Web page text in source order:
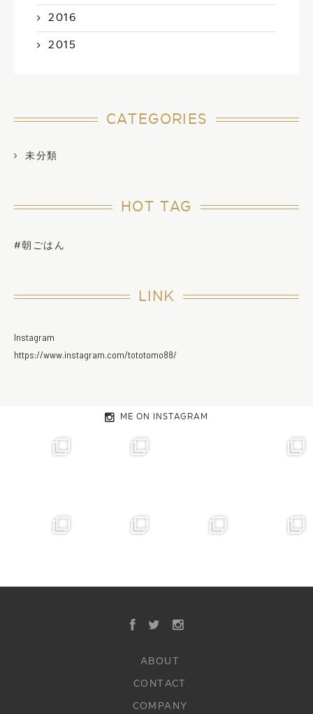
2016
2015
CATEGORIES
未分類
HOT TAG
#朝ごはん
LINK
Instagram
https://www.instagram.com/tototomo88/
ME ON INSTAGRAM
ABOUT
CONTACT
COMPANY